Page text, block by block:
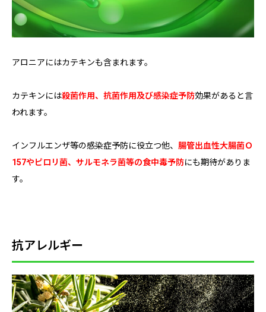
アロニアにはカテキンも含まれます。
カテキンには殺菌作用、抗菌作用及び感染症予防効果があると言
われます。
インフルエンザ等の感染症予防に役立つ他、 腸管出血性大腸菌Ｏ
157やピロリ菌、サルモネラ菌等の食中毒予防にも期待がありま
す。
抗アレルギー